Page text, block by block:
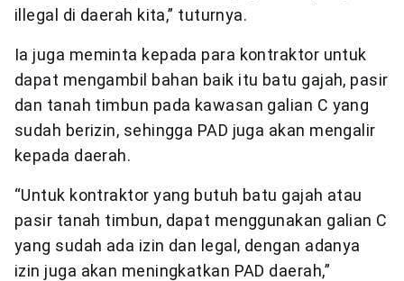
illegal di daerah kita,” tuturnya.
Ia juga meminta kepada para kontraktor untuk
dapat mengambil bahan baik itu batu gajah, pasir
dan tanah timbun pada kawasan galian C yang
sudah berizin, sehingga PAD juga akan mengalir
kepada daerah.
“Untuk kontraktor yang butuh batu gajah atau
pasir tanah timbun, dapat menggunakan galian C
yang sudah ada izin dan legal, dengan adanya
izin juga akan meningkatkan PAD daerah,”